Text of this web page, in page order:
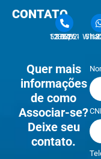
CONTATO
51 3762-1233 | 51 3762-1030 51 3762-
Quer mais
informações
de como
Associar-se?
Deixe seu
contato.